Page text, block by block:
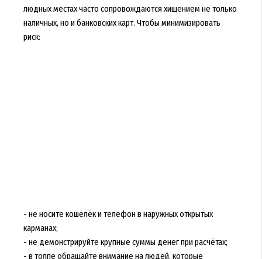
людных местах часто сопровождаются хищением не только
наличных, но и банковских карт. Чтобы минимизировать
риск:
- не носите кошелёк и телефон в наружных открытых
карманах;
- не демонстрируйте крупные суммы денег при расчётах;
- в толпе обращайте внимание на людей, которые